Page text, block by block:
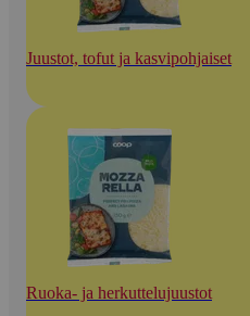
Juustot, tofut ja kasvipohjaiset
Ruoka- ja herkuttelujuustot